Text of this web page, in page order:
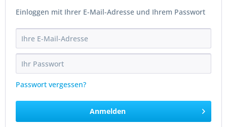
Einloggen mit Ihrer E-Mail-Adresse und Ihrem Passwort
Passwort vergessen?
Anmelden